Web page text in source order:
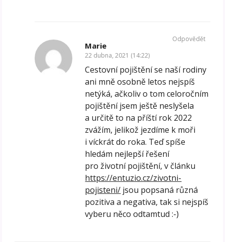
Marie
22 dubna, 2021 (14:22)
Cestovní pojištění se naší rodiny
ani mně osobně letos nejspíš
netýká, ačkoliv o tom celoročním
pojištění jsem ještě neslyšela
a určitě to na příští rok 2022
zvážím, jelikož jezdíme k moři
i víckrát do roka. Teď spíše
hledám nejlepší řešení
pro životní pojištění, v článku
https://entuzio.cz/zivotni-
pojisteni/ jsou popsaná různá
pozitiva a negativa, tak si nejspíš
vyberu něco odtamtud :-)
Odpovědět